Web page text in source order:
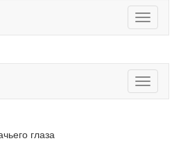
Toggle
navigation
Toggle
navigation
глаза